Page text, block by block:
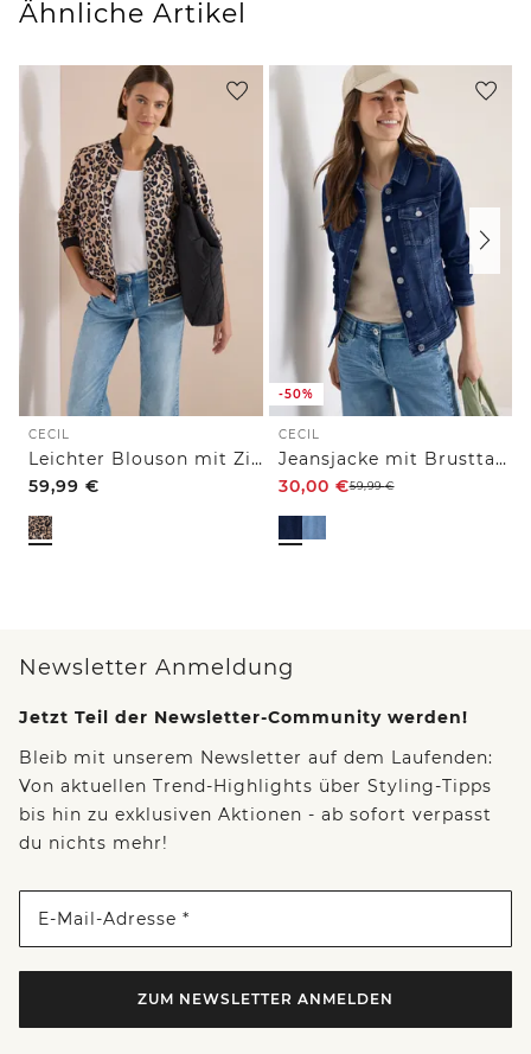
Ähnliche Artikel
CECIL
Leichter Blouson mit Zipper und Leo-Print
59,99 €
-50%
CECIL
Jeansjacke mit Brusttaschen und Knöpfen
30,00 €59,99€
Newsletter Anmeldung
Jetzt Teil der Newsletter-Community werden!
Bleib mit unserem Newsletter auf dem Laufenden:
Von aktuellen Trend-Highlights über Styling-Tipps
bis hin zu exklusiven Aktionen - ab sofort verpasst
du nichts mehr!
E-Mail-Adresse *
ZUM NEWSLETTER ANMELDEN